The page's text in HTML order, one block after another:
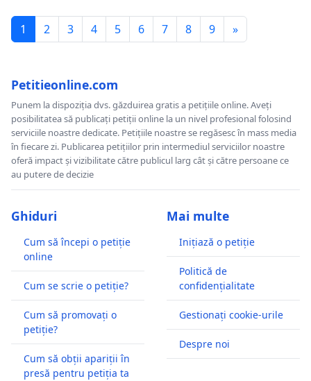
1 2 3 4 5 6 7 8 9 »
Petitieonline.com
Punem la dispoziția dvs. găzduirea gratis a petițiile online. Aveți
posibilitatea să publicați petiții online la un nivel profesional folosind
serviciile noastre dedicate. Petițiile noastre se regăsesc în mass media
în fiecare zi. Publicarea petițiilor prin intermediul serviciilor noastre
oferă impact și vizibilitate către publicul larg cât și către persoane ce
au putere de decizie
Ghiduri
Cum să începi o petiție
online
Cum se scrie o petiție?
Cum să promovați o
petiție?
Cum să obții apariții în
presă pentru petiția ta
Mai multe
Inițiază o petiție
Politică de
confidențialitate
Gestionați cookie-urile
Despre noi